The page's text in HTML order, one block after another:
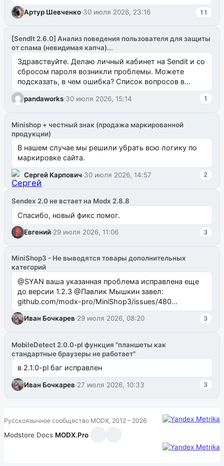
Артур Шевченко·30 июля 2026, 23:16 11
[SendIt 2.6.0] Анализ поведения пользователя для защиты
от спама (невидимая капча)...
Здравствуйте. Делаю личный кабинет на Sendit и со
сбросом пароля возникли проблемы. Можете
подсказать, в чем ошибка? Список вопросов в
одноименном разделе на modx.pro пока пуст, и,...
pandaworks·30 июля 2026, 15:14 1
Minishop + честный знак (продажа маркированной
продукции)
В нашем случае мы решили убрать всю логику по
маркировке сайта.
Сергей Карпович·30 июля 2026, 14:57 2
Sendex 2.0 не встает на Modx 2.8.8
Спасибо, новый фикс помог.
Евгений·29 июля 2026, 11:06 3
MiniShop3 - Не выводятся товары дополнительных
категорий
@SYAN ваша указанная проблема исправлена еще
до версии 1.2.3 @Павлик Мышкин завел:
github.com/modx-pro/MiniShop3/issues/480
github.com/modx-pro/MiniShop3/issues/481Исправим
в б...
Иван Бочкарев·29 июля 2026, 08:20 3
MobileDetect 2.0.0-pl функция "планшеты как
стандартные браузеры не работает"
в 2.1.0-pl баг исправлен
Иван Бочкарев·27 июля 2026, 10:33 3
Русскоязычное сообщество MODX, 2012 – 2026
Modstore·Docs·MODX.Pro·